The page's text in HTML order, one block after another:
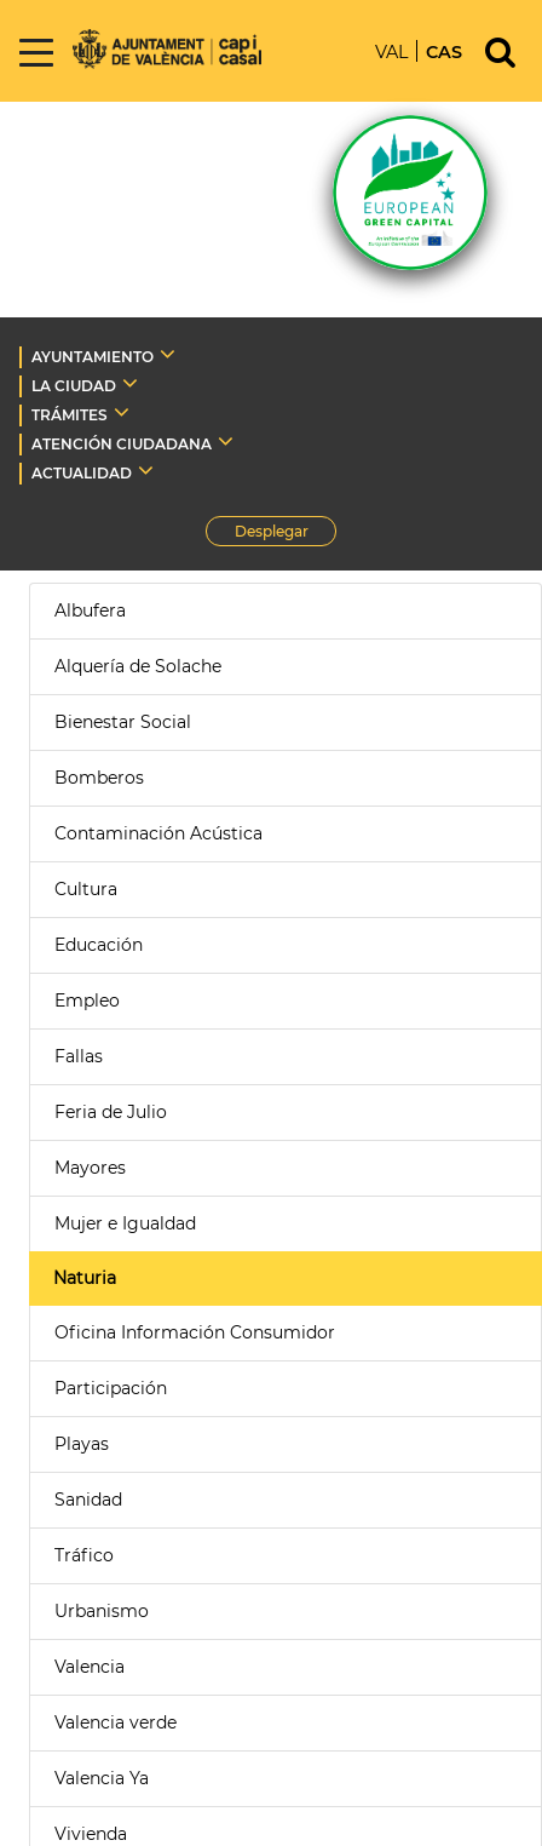
VAL CAS
AYUNTAMIENTO
LA CIUDAD
TRÁMITES
ATENCIÓN CIUDADANA
ACTUALIDAD
Desplegar
Albufera
Alquería de Solache
Bienestar Social
Bomberos
Contaminación Acústica
Cultura
Educación
Empleo
Fallas
Feria de Julio
Mayores
Mujer e Igualdad
Naturia
Oficina Información Consumidor
Participación
Playas
Sanidad
Tráfico
Urbanismo
Valencia
Valencia verde
Valencia Ya
Vivienda